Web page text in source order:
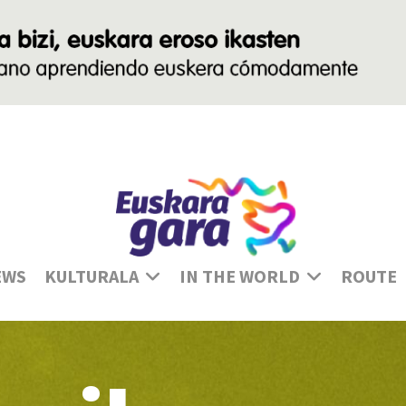
KULTURALA IN THE WORLD
ROUTE